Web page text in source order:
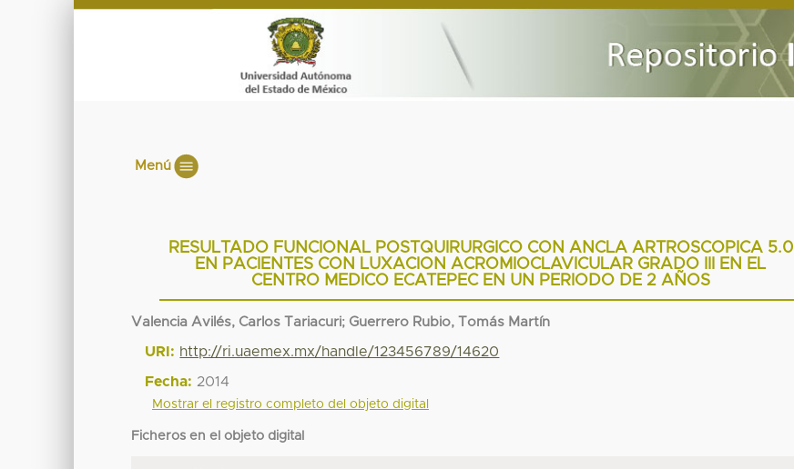
Menú
RESULTADO FUNCIONAL POSTQUIRURGICO CON ANCLA ARTROSCOPICA 5.0
EN PACIENTES CON LUXACION ACROMIOCLAVICULAR GRADO III EN EL
CENTRO MEDICO ECATEPEC EN UN PERIODO DE 2 AÑOS
Valencia Avilés, Carlos Tariacuri; Guerrero Rubio, Tomás Martín
URI: http://ri.uaemex.mx/handle/123456789/14620
Fecha: 2014
Mostrar el registro completo del objeto digital
Ficheros en el objeto digital